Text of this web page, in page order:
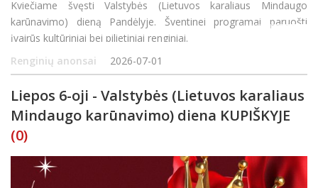
Kviečiame švęsti Valstybės (Lietuvos karaliaus Mindaugo
karūnavimo) dieną Pandėlyje. Šventinei programai paruošti
įvairūs kultūriniai bei pilietiniai renginiai.
Renginių anonsai
2026-07-01
Liepos 6-oji - Valstybės (Lietuvos karaliaus
Mindaugo karūnavimo) diena KUPIŠKYJE
(0)